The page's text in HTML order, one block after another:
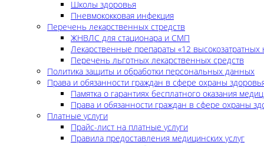
Школы здоровья
Пневмококковая инфекция
Перечень лекарственных стредств
ЖНВЛС для стационара и СМП
Лекарственные препараты «12 высокозатратных
Перечень льготных лекарственных средств
Политика защиты и обработки персональных данных
Права и обязанности граждан в сфере охраны
Памятка о гарантиях бесплатного оказания
Права и обязанности граждан в сфере охраны
Платные услуги
Прайс-лист на платные услуги
Правила предоставления медицинских услуг